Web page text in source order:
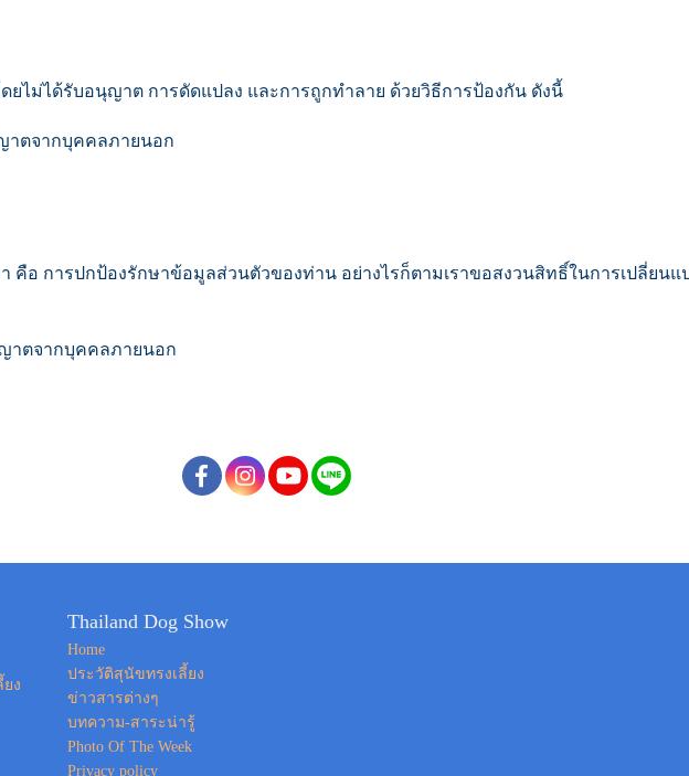
ยไม่ได้รับอนุญาต การดัดแปลง และการถูกทำลาย ด้วยวิธีการป้องกัน ดังนี้
าตจากบุคคลภายนอก
คือ การปกป้องรักษาข้อมูลส่วนตัวของท่าน อย่างไรก็ตามเราขอสงวนสิทธิ์ในการเปลี่ยน
าตจากบุคคลภายนอก
ง
Thailand Dog Show
Home
ประวัติสุนัขทรงเลี้ยง
ข่าวสารต่างๆ
บทความ-สาระน่ารู้
Photo Of The Week
Privacy policy